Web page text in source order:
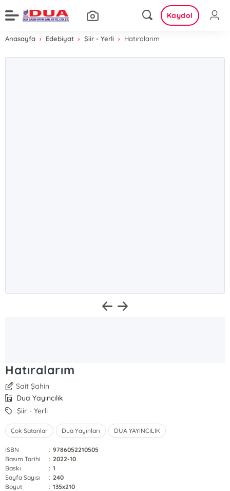
Kaydol
Anasayfa Edebiyat Şiir - Yerli Hatıralarım
Hatıralarım
Sait Şahin
Dua Yayıncılık
Şiir - Yerli
Çok Satanlar Dua Yayınları DUA YAYINCILIK
ISBN : 9786052210505
Basım Tarihi
: 2022-10
Baskı
: 1
Sayfa Sayısı
: 240
Boyut
: 135x210